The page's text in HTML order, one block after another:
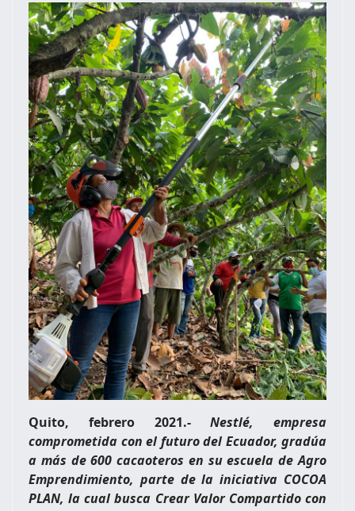
Quito, febrero 2021.-
Nestlé, empresa
comprometida con el futuro del Ecuador, gradúa
a más de 600 cacaoteros en su escuela de Agro
Emprendimiento, parte de la iniciativa COCOA
PLAN, la cual busca Crear Valor Compartido con